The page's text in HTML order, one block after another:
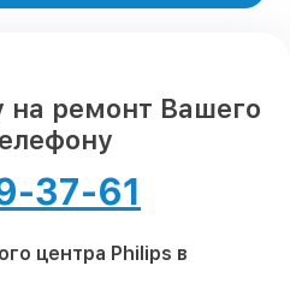
на ремонт Вашего
37-61
центра Philips в